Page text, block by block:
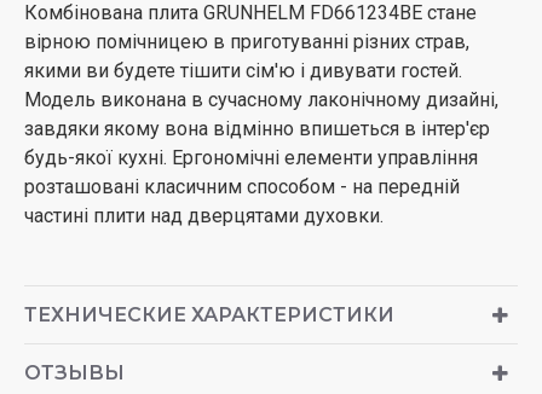
Комбінована плита GRUNHELM FD661234BE стане
вірною помічницею в приготуванні різних страв,
якими ви будете тішити сім'ю і дивувати гостей.
Модель виконана в сучасному лаконічному дизайні,
завдяки якому вона відмінно впишеться в інтер'єр
будь-якої кухні. Ергономічні елементи управління
розташовані класичним способом - на передній
частині плити над дверцятами духовки.
ТЕХНИЧЕСКИЕ ХАРАКТЕРИСТИКИ
ОТЗЫВЫ